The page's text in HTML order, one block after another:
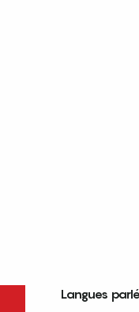
Langues
Langues